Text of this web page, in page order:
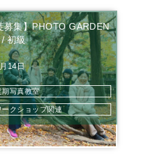
募集】PHOTO GARDEN
初級
14日
期写真教室
ークショップ関連